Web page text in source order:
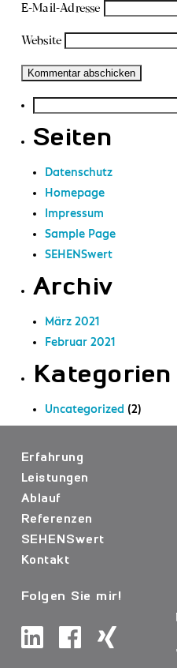
E-Mail-Adresse
Website
Seiten
Datenschutz
Homepage
Impressum
Sample Page
SEHENSwert
Archiv
März 2021
Februar 2021
Kategorien
Uncategorized (2)
Erfahrung
Leistungen
Ablauf
Referenzen
SEHENSwert
Kontakt
Folgen Sie mir!